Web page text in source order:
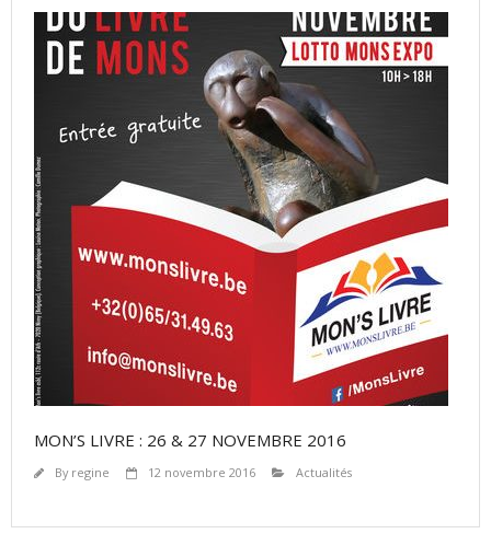
MON’S LIVRE : 26 & 27 NOVEMBRE 2016
By regine 12 novembre 2016 Actualités